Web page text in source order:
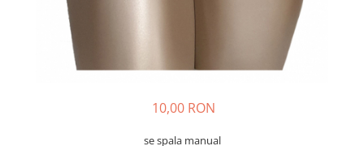
10,00 RON
se spala manual